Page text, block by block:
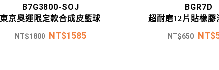
B7G3800-SOJ
東京奧運限定款合成皮籃球
NT$1800 NT$1585
BGR7D
超耐磨12片貼橡膠
NT$650 NT$